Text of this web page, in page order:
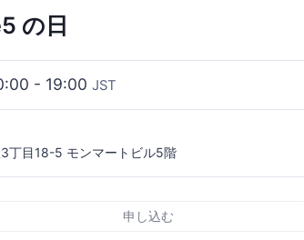
の日
- 19:00 JST
丁目18-5 モンマートビル5階
申し込む